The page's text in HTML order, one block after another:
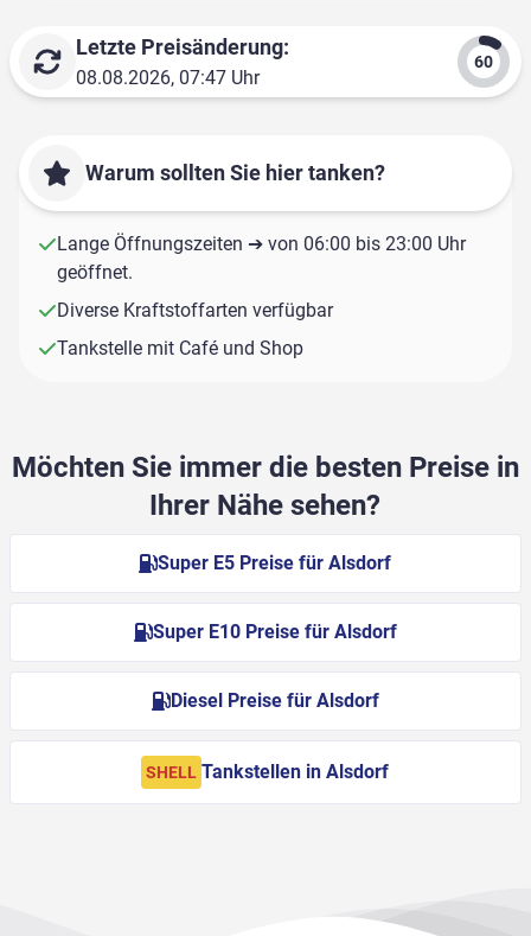
Letzte Preisänderung:
08.08.2026, 07:47 Uhr
Warum sollten Sie hier tanken?
Lange Öffnungszeiten ➔ von 06:00 bis 23:00 Uhr
geöffnet.
Diverse Kraftstoffarten verfügbar
Tankstelle mit Café und Shop
Möchten Sie immer die besten Preise in
Ihrer Nähe sehen?
Super E5 Preise für Alsdorf
Super E10 Preise für Alsdorf
Diesel Preise für Alsdorf
SHELL Tankstellen in Alsdorf